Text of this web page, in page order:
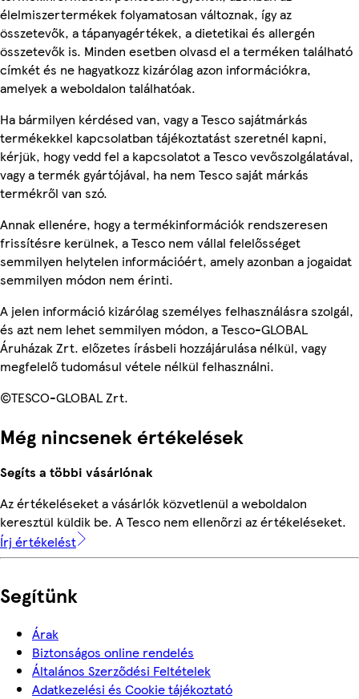
élelmiszertermékek folyamatosan változnak, így az
összetevők, a tápanyagértékek, a dietetikai és allergén
összetevők is. Minden esetben olvasd el a terméken található
címkét és ne hagyatkozz kizárólag azon információkra,
amelyek a weboldalon találhatóak.
Ha bármilyen kérdésed van, vagy a Tesco sajátmárkás
termékekkel kapcsolatban tájékoztatást szeretnél kapni,
kérjük, hogy vedd fel a kapcsolatot a Tesco vevőszolgálatával,
vagy a termék gyártójával, ha nem Tesco saját márkás
termékről van szó.
Annak ellenére, hogy a termékinformációk rendszeresen
frissítésre kerülnek, a Tesco nem vállal felelősséget
semmilyen helytelen információért, amely azonban a jogaidat
semmilyen módon nem érinti.
A jelen információ kizárólag személyes felhasználásra szolgál,
és azt nem lehet semmilyen módon, a Tesco-GLOBAL
Áruházak Zrt. előzetes írásbeli hozzájárulása nélkül, vagy
megfelelő tudomásul vétele nélkül felhasználni.
©TESCO-GLOBAL Zrt.
Még nincsenek értékelések
Segíts a többi vásárlónak
Az értékeléseket a vásárlók közvetlenül a weboldalon
keresztül küldik be. A Tesco nem ellenőrzi az értékeléseket.
Írj értékelést
Segítünk
Árak
Biztonságos online rendelés
Általános Szerződési Feltételek
Adatkezelési és Cookie tájékoztató